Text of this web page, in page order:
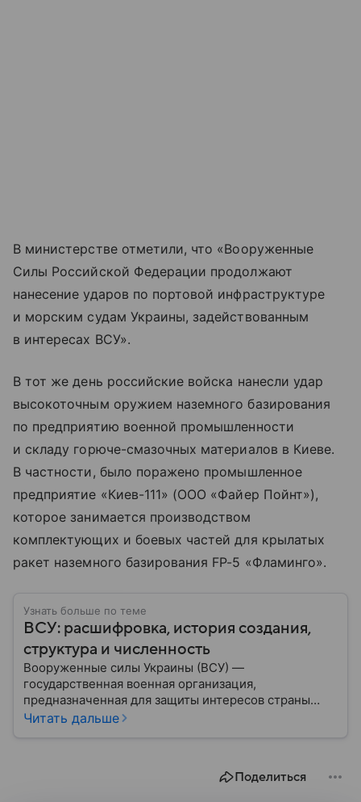
В министерстве отметили, что «Вооруженные
Силы Российской Федерации продолжают
нанесение ударов по портовой инфраструктуре
и морским судам Украины, задействованным
в интересах ВСУ».
В тот же день российские войска нанесли удар
высокоточным оружием наземного базирования
по предприятию военной промышленности
и складу горюче-смазочных материалов в Киеве.
В частности, было поражено промышленное
предприятие «Киев-111» (ООО «Файер Пойнт»),
которое занимается производством
комплектующих и боевых частей для крылатых
ракет наземного базирования FP-5 «Фламинго».
Узнать больше по теме
ВСУ: расшифровка, история создания,
структура и численность
Вооруженные силы Украины (ВСУ) —
государственная военная организация,
предназначенная для защиты интересов страны
военным путем. Была создана после
Читать дальше
Поделиться